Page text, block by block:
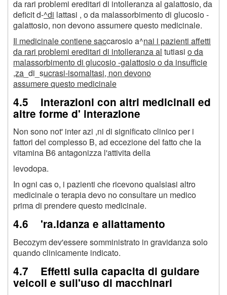
da rari problemi ereditari di intolleranza al galattosio, da
deficit d-^di lattasi , o da malassorbimento di glucosio -
galattosio, non devono assumere questo medicinale.
Il medicinale contiene saccarosio a^nai i pazienti affetti
da rari problemi ereditari di intolleranza al tutiasi o da
malassorbimento di glucosio -galattosio o da insufficie
,za _di_sucrasi-isomaltasi, non devono
assumere questo medicinale
4.5 Interazioni con altri medicinali ed
altre forme d' interazione
Non sono not' inter azi ,ni di significato clinico per i
fattori del complesso B, ad eccezione del fatto che la
vitamina B6 antagonizza l'attivita della
levodopa.
In ogni cas o, i pazienti che ricevono qualsiasi altro
medicinale o terapia devo no consultare un medico
prima di prendere questo medicinale.
4.6 'ra.idanza e allattamento
Becozym dev'essere somministrato in gravidanza solo
quando clinicamente indicato.
4.7 Effetti sulla capacita di guidare
veicoli e sull'uso di macchinari